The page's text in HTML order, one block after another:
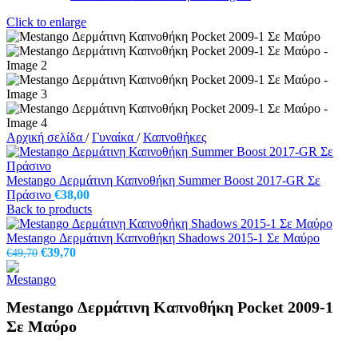
Click to enlarge
Αρχική σελίδα / Γυναίκα / Καπνοθήκες
Mestango Δερμάτινη Καπνοθήκη Summer Boost 2017-GR Σε
Πράσινο €38,00
Back to products
Mestango Δερμάτινη Καπνοθήκη Shadows 2015-1 Σε Μαύρο
€49,70 Original
was:
€39,70Η
€39,70.
Mestango Δερμάτινη Καπνοθήκη Pocket 2009-1
Σε Μαύρο